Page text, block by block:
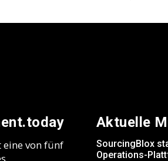
von fünf
Aktuelle
SourcingBlox
Operations-